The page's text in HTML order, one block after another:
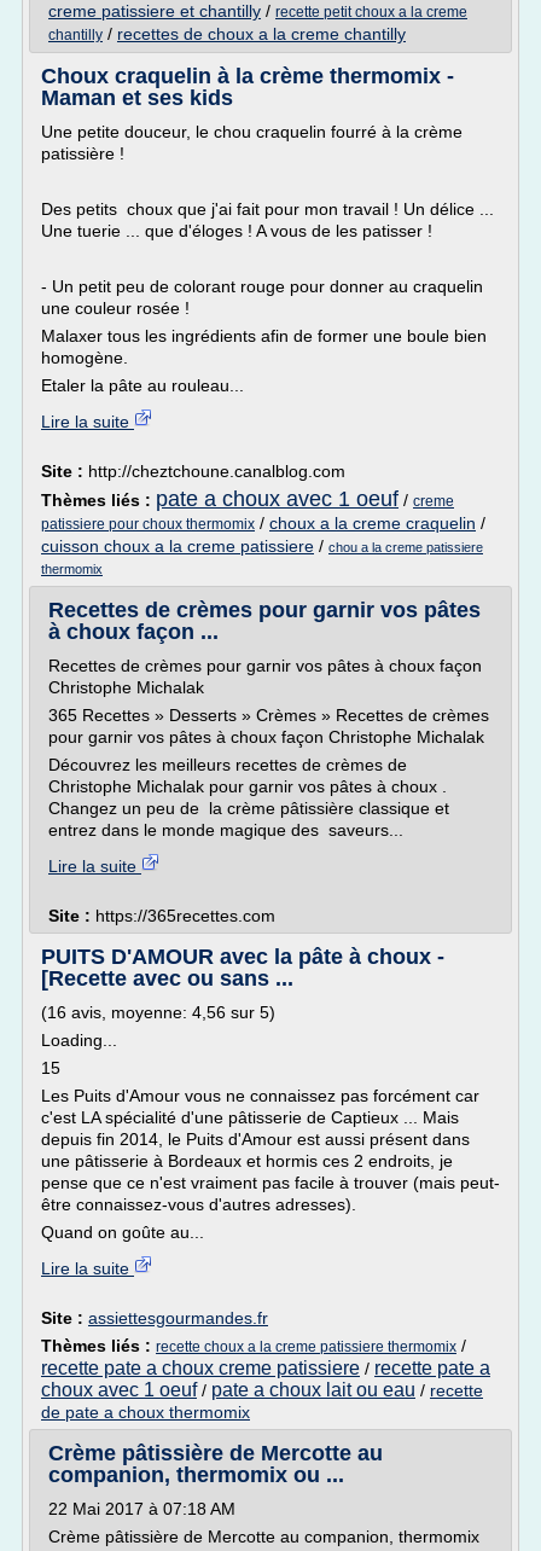
creme patissiere et chantilly / recette petit choux a la creme
chantilly / recettes de choux a la creme chantilly
Choux craquelin à la crème thermomix -
Maman et ses kids
Une petite douceur, le chou craquelin fourré à la crème
patissière !
Des petits choux que j'ai fait pour mon travail ! Un délice ...
Une tuerie ... que d'éloges ! A vous de les patisser !
- Un petit peu de colorant rouge pour donner au craquelin
une couleur rosée !
Malaxer tous les ingrédients afin de former une boule bien
homogène.
Etaler la pâte au rouleau...
Lire la suite
Site : http://cheztchoune.canalblog.com
Thèmes liés : pate a choux avec 1 oeuf / creme
patissiere pour choux thermomix / choux a la creme craquelin /
cuisson choux a la creme patissiere / chou a la creme patissiere
thermomix
Recettes de crèmes pour garnir vos pâtes
à choux façon ...
Recettes de crèmes pour garnir vos pâtes à choux façon
Christophe Michalak
365 Recettes » Desserts » Crèmes » Recettes de crèmes
pour garnir vos pâtes à choux façon Christophe Michalak
Découvrez les meilleurs recettes de crèmes de
Christophe Michalak pour garnir vos pâtes à choux .
Changez un peu de la crème pâtissière classique et
entrez dans le monde magique des saveurs...
Lire la suite
Site : https://365recettes.com
PUITS D'AMOUR avec la pâte à choux -
[Recette avec ou sans ...
(16 avis, moyenne: 4,56 sur 5)
Loading...
15
Les Puits d'Amour vous ne connaissez pas forcément car
c'est LA spécialité d'une pâtisserie de Captieux ... Mais
depuis fin 2014, le Puits d'Amour est aussi présent dans
une pâtisserie à Bordeaux et hormis ces 2 endroits, je
pense que ce n'est vraiment pas facile à trouver (mais peut-
être connaissez-vous d'autres adresses).
Quand on goûte au...
Lire la suite
Site : assiettesgourmandes.fr
Thèmes liés : recette choux a la creme patissiere thermomix /
recette pate a choux creme patissiere / recette pate a
choux avec 1 oeuf/ pate a choux lait ou eau / recette
de pate a choux thermomix
Crème pâtissière de Mercotte au
companion, thermomix ou ...
22 Mai 2017 à 07:18 AM
Crème pâtissière de Mercotte au companion, thermomix